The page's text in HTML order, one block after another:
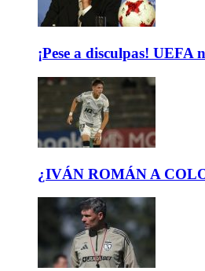
¡Pese a disculpas!
¿IVÁN ROMÁN A